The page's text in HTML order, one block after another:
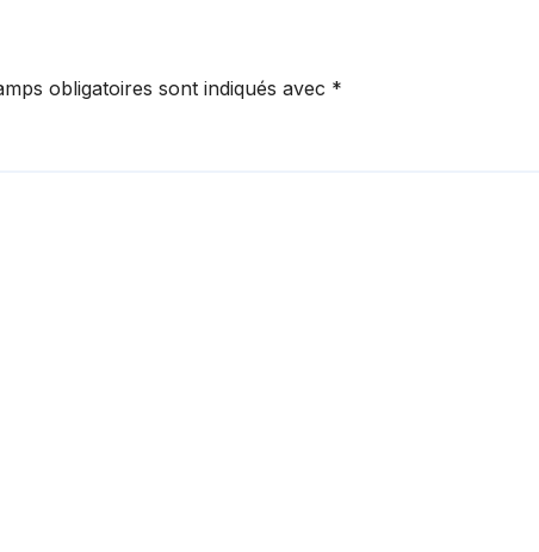
obligatoires sont indiqués avec *